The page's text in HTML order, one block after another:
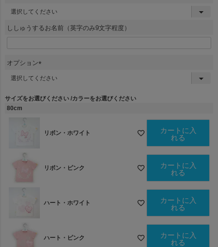
(
須
)
ししゅうするお名前（英字のみ9文字程度）
オプション
)
サイズをお選びください カラーをお選びください
80cm
リボン・ホワイト
カートに入
れる
リボン・ピンク
カートに入
れる
ハート・ホワイト
カートに入
れる
ハート・ピンク
カートに入
れる